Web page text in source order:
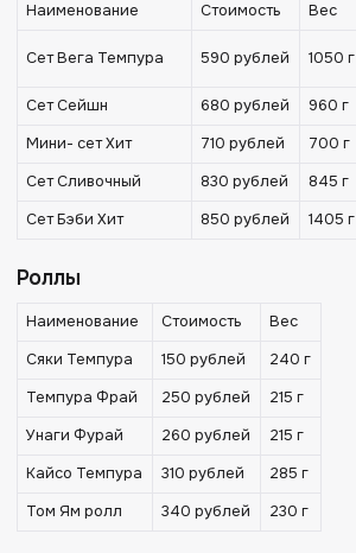
Наименование Стоимость Вес
Сет Вега Темпура 590 рублей 1050 г
Сет Сейшн 680 рублей
960 г
Мини- сет Хит
710 рублей
700 г
Сет Сливочный
830 рублей
845 г
Сет Бэби Хит
850 рублей 1405 г
Роллы
Наименование Стоимость
Вес
Сяки Темпура
150 рублей
240 г
Темпура Фрай
250 рублей
215 г
Унаги Фурай
260 рублей
215 г
Кайсо Темпура
310 рублей
285 г
Том Ям ролл
340 рублей 230 г